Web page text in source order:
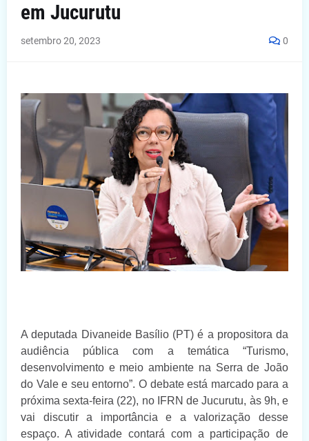
em Jucurutu
setembro 20, 2023 0
A deputada Divaneide Basílio (PT) é a propositora da
audiência pública com a temática “Turismo,
desenvolvimento e meio ambiente na Serra de João
do Vale e seu entorno”. O debate está marcado para a
próxima sexta-feira (22), no IFRN de Jucurutu, às 9h, e
vai discutir a importância e a valorização desse
espaço. A atividade contará com a participação de